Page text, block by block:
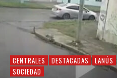
CENTRALES DESTACADAS
LANÚS
SOCIEDAD